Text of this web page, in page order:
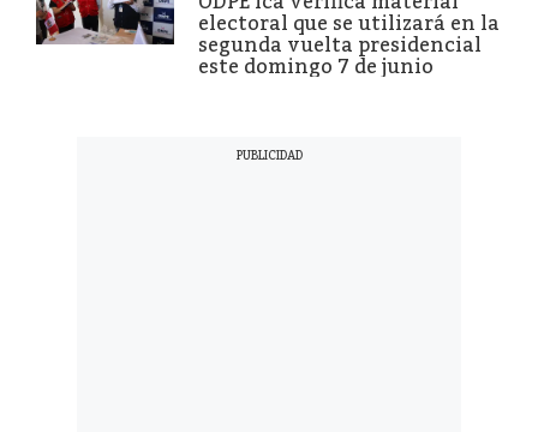
electoral que se utilizará en la
segunda vuelta presidencial
este domingo 7 de junio